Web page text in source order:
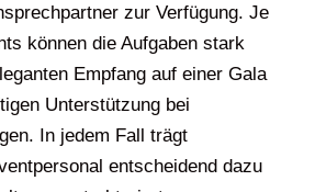
zur Verfügung. Je
können die Aufgaben stark
Empfang auf einer Gala
Unterstützung bei
In jedem Fall trägt
entscheidend dazu